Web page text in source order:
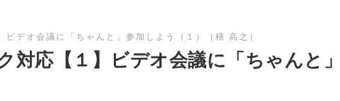
デオ会議に「ちゃんと」参加しよう（１）（積 高之）
対応【１】ビデオ会議に「ちゃんと